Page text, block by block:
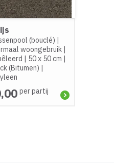
(bouclé) |
woongebruik|
| 50 x 50 cm |
(Bitumen) |
per partij